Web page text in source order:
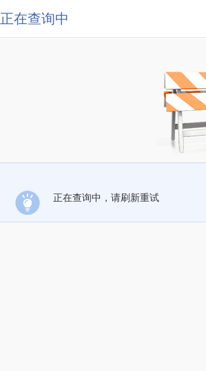
正在查询中
正在查询中，请刷新重试